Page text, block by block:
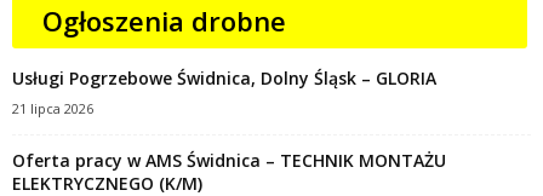
Ogłoszenia drobne
Usługi Pogrzebowe Świdnica, Dolny Śląsk – GLORIA
21 lipca 2026
Oferta pracy w AMS Świdnica – TECHNIK MONTAŻU
ELEKTRYCZNEGO (K/M)